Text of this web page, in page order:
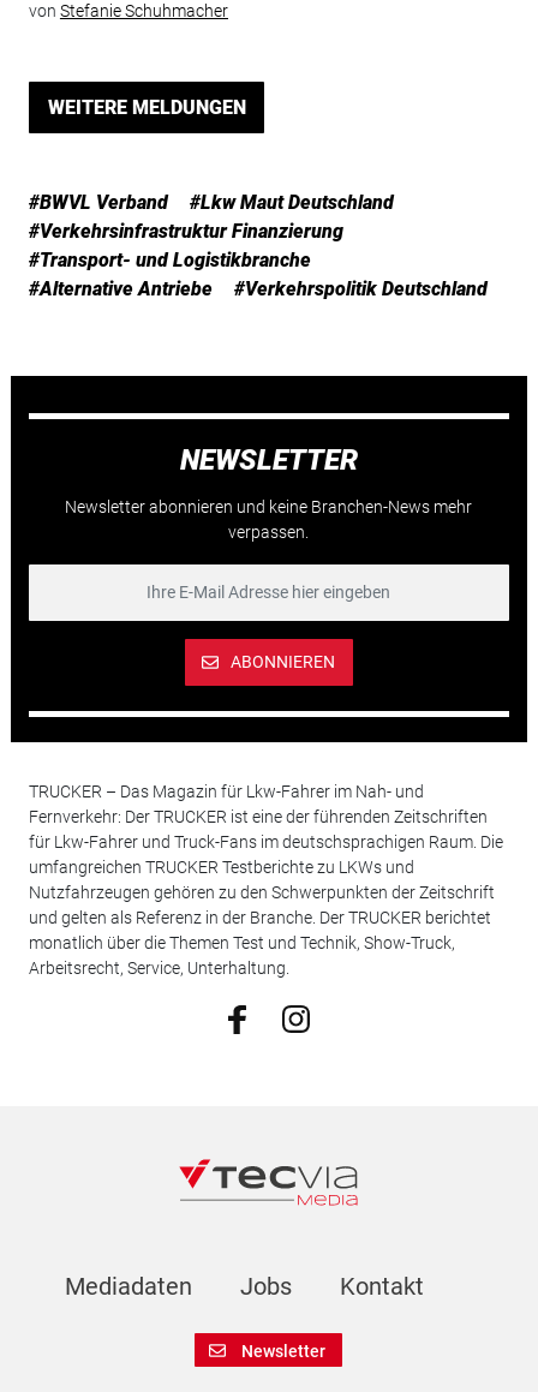
von Stefanie Schuhmacher
WEITERE MELDUNGEN
#BWVL Verband
#Lkw Maut Deutschland
#Verkehrsinfrastruktur Finanzierung
#Transport- und Logistikbranche
#Alternative Antriebe
#Verkehrspolitik Deutschland
NEWSLETTER
Newsletter abonnieren und keine Branchen-News mehr
verpassen.
ABONNIEREN
TRUCKER – Das Magazin für Lkw-Fahrer im Nah- und
Fernverkehr: Der TRUCKER ist eine der führenden Zeitschriften
für Lkw-Fahrer und Truck-Fans im deutschsprachigen Raum. Die
umfangreichen TRUCKER Testberichte zu LKWs und
Nutzfahrzeugen gehören zu den Schwerpunkten der Zeitschrift
und gelten als Referenz in der Branche. Der TRUCKER berichtet
monatlich über die Themen Test und Technik, Show-Truck,
Arbeitsrecht, Service, Unterhaltung.
Mediadaten Jobs Kontakt
Newsletter